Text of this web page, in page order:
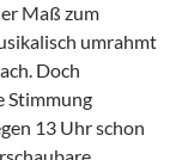
Maß zum
umrahmt
Doch
Stimmung
13 Uhr schon